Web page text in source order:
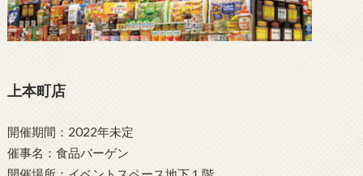
上本町店
開催期間：2022年未定
催事名：食品バーゲン